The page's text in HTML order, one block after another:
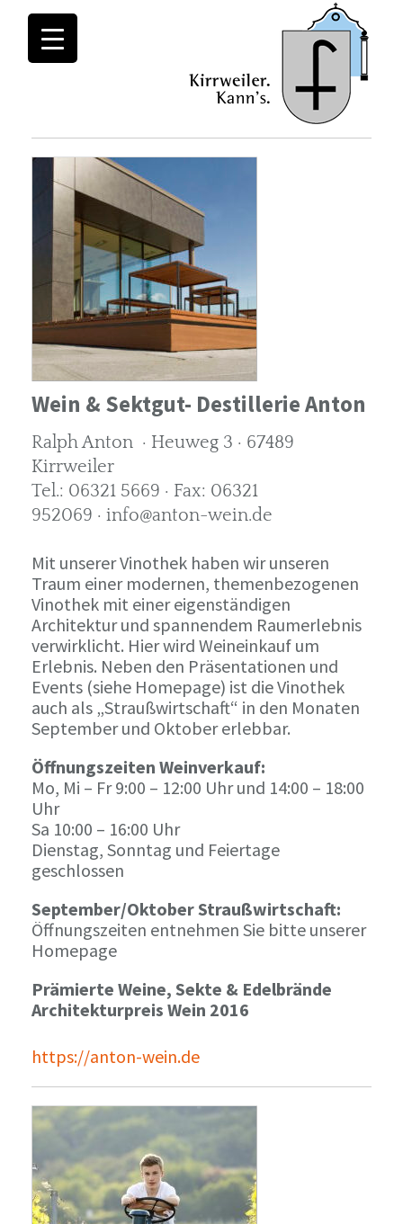
Wein & Sektgut- Destillerie Anton
Ralph Anton · Heuweg 3 · 67489
Kirrweiler
Tel.: 06321 5669 · Fax: 06321
952069 · info@anton-wein.de
Mit unserer Vinothek haben wir unseren
Traum einer modernen, themenbezogenen
Vinothek mit einer eigenständigen
Architektur und spannendem Raumerlebnis
verwirklicht. Hier wird Weineinkauf um
Erlebnis. Neben den Präsentationen und
Events (siehe Homepage) ist die Vinothek
auch als „Straußwirtschaft“ in den Monaten
September und Oktober erlebbar.
Öffnungszeiten Weinverkauf:
Mo, Mi – Fr 9:00 – 12:00 Uhr und 14:00 – 18:00
Uhr
Sa 10:00 – 16:00 Uhr
Dienstag, Sonntag und Feiertage
geschlossen
September/Oktober Straußwirtschaft:
Öffnungszeiten entnehmen Sie bitte unserer
Homepage
Prämierte Weine, Sekte & Edelbrände
Architekturpreis Wein 2016
https://anton-wein.de